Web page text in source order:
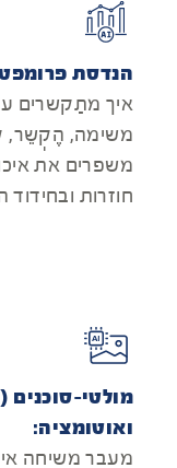
הנדסת
איך מתַקשרים
משימה, הֶקְשֵר,
משפרים את
חוזרות ובחידוד
ואוטומציה:
מעבר משיחה